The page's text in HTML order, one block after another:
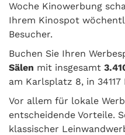
Woche Kinowerbung
Ihrem Kinospot
Besucher.
Buchen Sie Ihren
Sälen mit insgesamt
am Karlsplatz 8, in 34117
Vor allem für lokale
entscheidende Vorteile.
klassischer